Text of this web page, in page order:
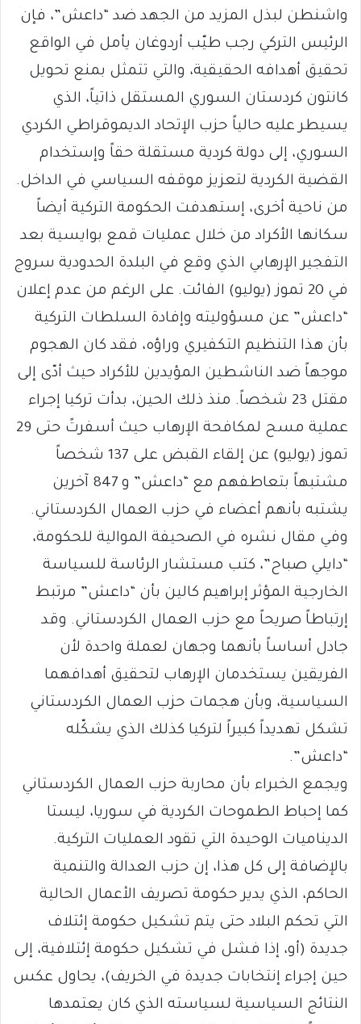
واشنطن لبذل المزيد من الجهد ضد “داعش”، فإن
الرئيس التركي رجب طيّب أردوغان يأمل في الواقع
تحقيق أهدافه الحقيقية، والتي تتمثل بمنع تحويل
كانتون كردستان السوري المستقل ذاتياً، الذي
يسيطر عليه حالياً حزب الإتحاد الديموقراطي الكردي
السوري، إلى دولة كردية مستقلة حقاً وإستخدام
القضية الكردية لتعزيز موقفه السياسي في الداخل.
من ناحية أخرى، إستهدفت الحكومة التركية أيضاً
سكانها الأكراد من خلال عمليات قمع بوايسية بعد
التفجير الإرهابي الذي وقع في البلدة الحدودية سروج
في 20 تموز (يوليو) الفائت. على الرغم من عدم إعلان
“داعش” عن مسؤوليته وإفادة السلطات التركية
بأن هذا التنظيم التكفيري وراؤه، فقد كان الهجوم
موجهاً ضد الناشطين المؤيدين للأكراد حيث أدّى إلى
مقتل 23 شخصاً. منذ ذلك الحين، بدأت تركيا إجراء
عملية مسح لمكافحة الإرهاب حيث أسفرتً حتى 29
تموز (يوليو) عن إلقاء القبض على 137 شخصاً
مشتبهاً بتعاطفهم مع “داعش” و 847 آخرين
يشتبه بأنهم أعضاء في حزب العمال الكردستاني.
وفي مقال نشره في الصحيفة الموالية للحكومة،
“دايلي صباح”، كتب مستشار الرئاسة للسياسة
الخارجية المؤثر إبراهيم كالين بأن “داعش” مرتبط
إرتباطاً صريحاً مع حزب العمال الكردستاني. وقد
جادل أساساً بأنهما وجهان لعملة واحدة لأن
الفريقين يستخدمان الإرهاب لتحقيق أهدافهما
السياسية، وبأن هجمات حزب العمال الكردستاني
تشكل تهديداً كبيراً لتركيا كذلك الذي يشكّله
“داعش”.
ويجمع الخبراء بأن محاربة حزب العمال الكردستاني
كما إحباط الطموحات الكردية في سوريا، ليستا
الديناميات الوحيدة التي تقود العمليات التركية.
بالإضافة إلى كل هذا، إن حزب العدالة والتنمية
الحاكم، الذي يدير حكومة تصريف الأعمال الحالية
التي تحكم البلاد حتى يتم تشكيل حكومة إئتلاف
جديدة (أو، إذا فشل في تشكيل حكومة إئتلافية، إلى
حين إجراء إنتخابات جديدة في الخريف)، يحاول عكس
النتائج السياسية لسياسته الذي كان يعتمدها